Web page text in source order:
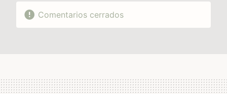
Comentarios cerrados